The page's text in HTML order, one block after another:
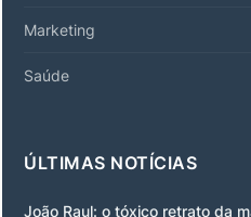
Marketing
Saúde
ÚLTIMAS NOTÍCIAS
João Raul: o tóxico retrato da